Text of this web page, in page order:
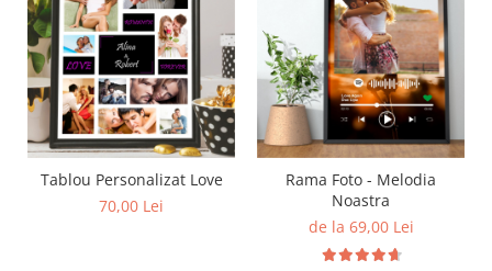
Tablou Personalizat Love
70,00 Lei
Rama Foto - Melodia
Noastra
de la 69,00 Lei